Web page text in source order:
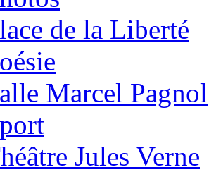
de la Liberté
Marcel Pagnol
Jules Verne